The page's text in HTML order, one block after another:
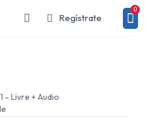
Regístrate
- Livre + Audio